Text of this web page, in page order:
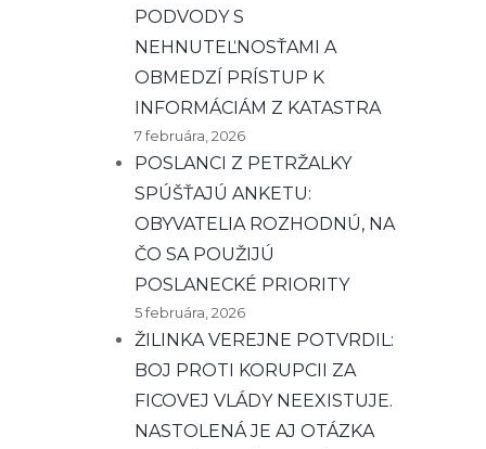
PODVODY S
NEHNUTEĽNOSŤAMI A
OBMEDZÍ PRÍSTUP K
INFORMÁCIÁM Z KATASTRA
7 februára, 2026
POSLANCI Z PETRŽALKY
SPÚŠŤAJÚ ANKETU:
OBYVATELIA ROZHODNÚ, NA
ČO SA POUŽIJÚ
POSLANECKÉ PRIORITY
5 februára, 2026
ŽILINKA VEREJNE POTVRDIL:
BOJ PROTI KORUPCII ZA
FICOVEJ VLÁDY NEEXISTUJE.
NASTOLENÁ JE AJ OTÁZKA